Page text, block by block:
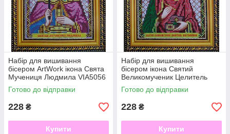
Набір для вишивання
бісером ArtWork ікона Свята
Мучениця Людмила VIA5056
Готово до відправки
228 ₴
Купити
Набір для вишивання
бісером ікона Святий
Великомученик Целитель
Пантелеймон VIA5068
Готово до відправки
228 ₴
Купити